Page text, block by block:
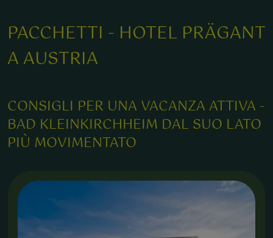
PACCHETTI - HOTEL PRÄGANT
A AUSTRIA
CONSIGLI PER UNA VACANZA ATTIVA -
BAD KLEINKIRCHHEIM DAL SUO LATO
PIÙ MOVIMENTATO